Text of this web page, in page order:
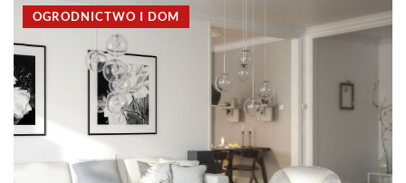
OGRODNICTWO I DOM